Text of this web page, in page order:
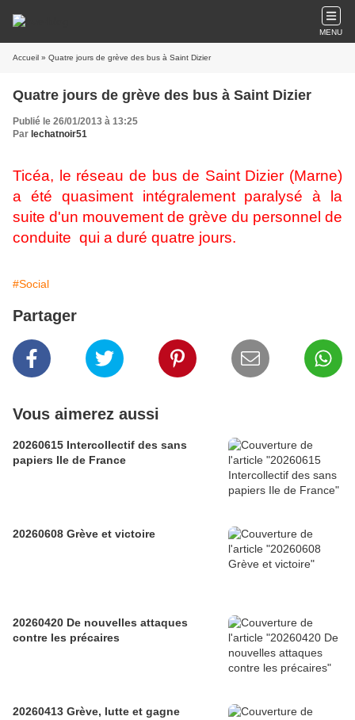
MENU
Accueil » Quatre jours de grève des bus à Saint Dizier
Quatre jours de grève des bus à Saint Dizier
Publié le 26/01/2013 à 13:25
Par lechatnoir51
Ticéa, le réseau de bus de Saint Dizier (Marne)
a été quasiment intégralement paralysé à la
suite d'un mouvement de grève du personnel de
conduite qui a duré quatre jours.
#Social
Partager
Vous aimerez aussi
20260615 Intercollectif des sans
papiers Ile de France
20260608 Grève et victoire
20260420 De nouvelles attaques
contre les précaires
20260413 Grève, lutte et gagne